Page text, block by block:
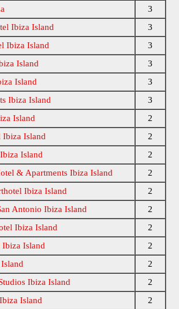
3
Ibiza Island
3
Ibiza Island
3
Island
3
Island
3
Ibiza Island
3
Island
2
Ibiza Island
2
Island
2
& Apartments Ibiza Island
2
Ibiza Island
2
Antonio Ibiza Island
2
Ibiza Island
2
Island
2
2
Ibiza Island
2
Island
2